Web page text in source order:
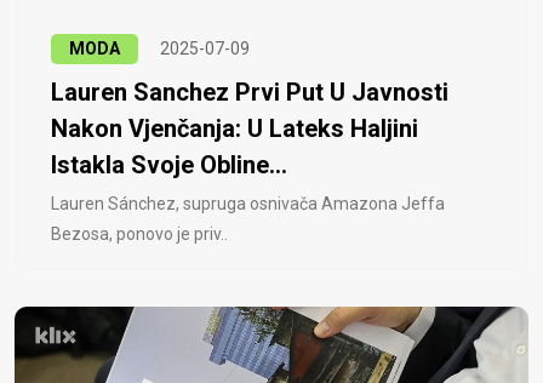
MODA 2025-07-09
Lauren Sanchez Prvi Put U Javnosti
Nakon Vjenčanja: U Lateks Haljini
Istakla Svoje Obline...
Lauren Sánchez, supruga osnivača Amazona Jeffa
Bezosa, ponovo je priv..